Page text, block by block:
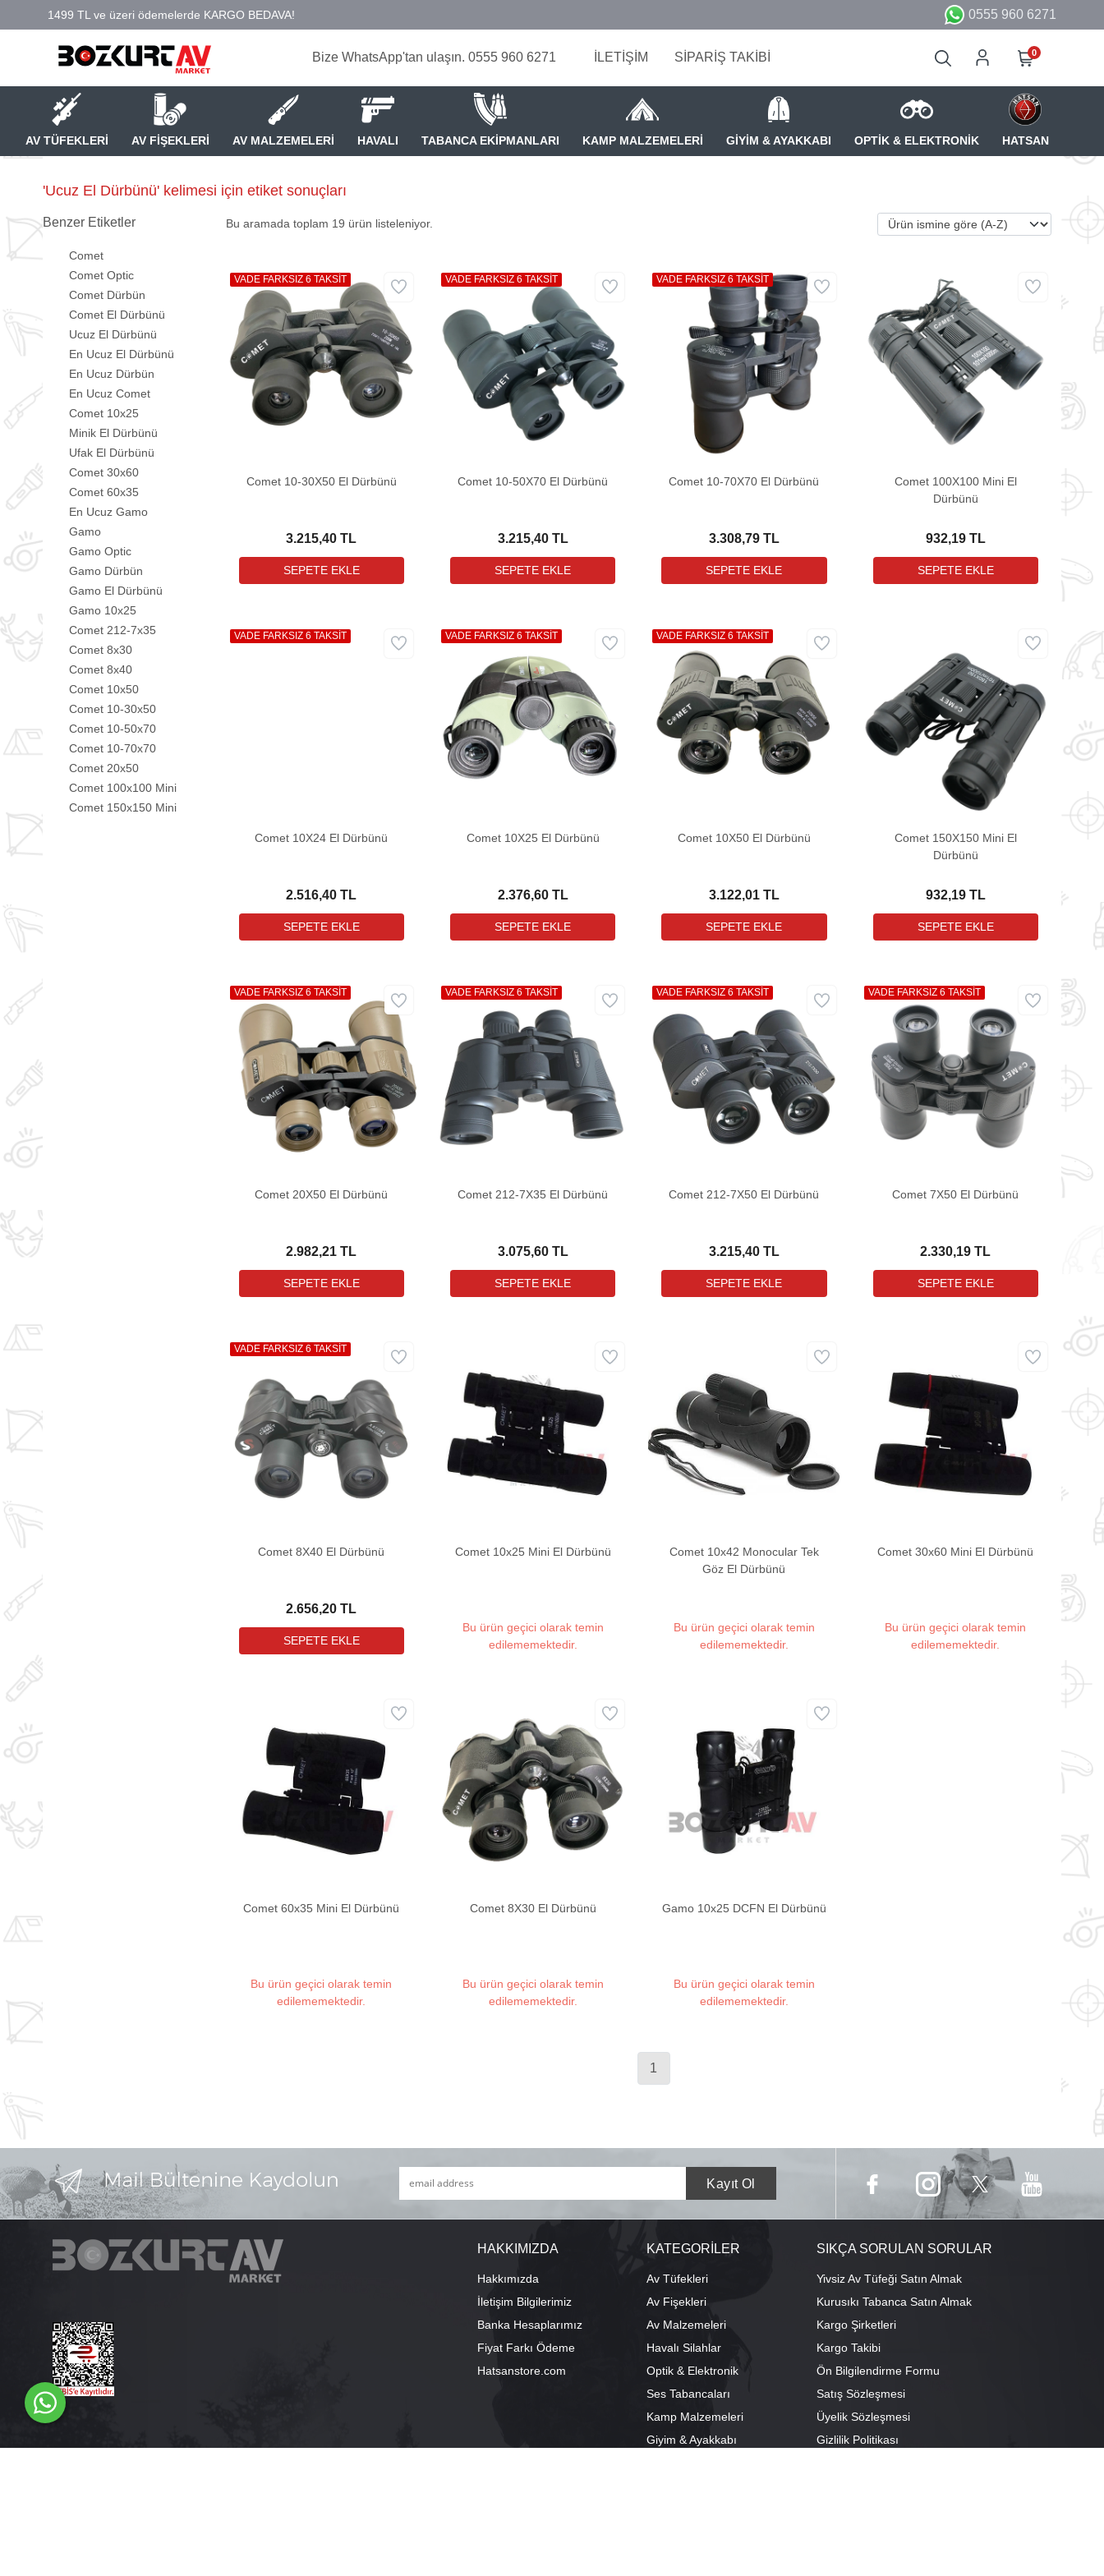
0555 960 6271
Bize WhatsApp'tan ulaşın. 0555 960 6271 İLETİŞİM SİPARİŞ TAKİBİ 0
AV TÜFEKLERİ AV FİŞEKLERİ AV MALZEMELERİ HAVALI TABANCA EKİPMANLARI KAMP MALZEMELERİ GİYİM & AYAKKABI OPTİK & ELEKTRONİK HATSAN
'Ucuz El Dürbünü' kelimesi için etiket sonuçları
Benzer Etiketler
Comet
Comet Optic
Comet Dürbün
Comet El Dürbünü
Ucuz El Dürbünü
En Ucuz El Dürbünü
En Ucuz Dürbün
En Ucuz Comet
Comet 10x25
Minik El Dürbünü
Ufak El Dürbünü
Comet 30x60
Comet 60x35
En Ucuz Gamo
Gamo
Gamo Optic
Gamo Dürbün
Gamo El Dürbünü
Gamo 10x25
Comet 212-7x35
Comet 8x30
Comet 8x40
Comet 10x50
Comet 10-30x50
Comet 10-50x70
Comet 10-70x70
Comet 20x50
Comet 100x100 Mini
Comet 150x150 Mini
Bu aramada toplam 19 ürün listeleniyor.
Comet 10-30X50 El Dürbünü
3.215,40 TL
VADE FARKSIZ 6 TAKSİT
Comet 10-50X70 El Dürbünü
3.215,40 TL
VADE FARKSIZ 6 TAKSİT
Comet 10-70X70 El Dürbünü
3.308,79 TL
VADE FARKSIZ 6 TAKSİT
Comet 100X100 Mini El
Dürbünü
932,19 TL
Comet 10X24 El Dürbünü
2.516,40 TL
VADE FARKSIZ 6 TAKSİT
Comet 10X25 El Dürbünü
2.376,60 TL
VADE FARKSIZ 6 TAKSİT
Comet 10X50 El Dürbünü
3.122,01 TL
VADE FARKSIZ 6 TAKSİT
Comet 150X150 Mini El
Dürbünü
932,19 TL
Comet 20X50 El Dürbünü
2.982,21 TL
VADE FARKSIZ 6 TAKSİT
Comet 212-7X35 El Dürbünü
3.075,60 TL
VADE FARKSIZ 6 TAKSİT
Comet 212-7X50 El Dürbünü
3.215,40 TL
VADE FARKSIZ 6 TAKSİT
Comet 7X50 El Dürbünü
2.330,19 TL
VADE FARKSIZ 6 TAKSİT
Comet 8X40 El Dürbünü
2.656,20 TL
VADE FARKSIZ 6 TAKSİT
Comet 10x25 Mini El Dürbünü
Bu ürün geçici olarak temin
edilememektedir.
Comet 10x42 Monocular Tek
Göz El Dürbünü
Bu ürün geçici olarak temin
edilememektedir.
Comet 30x60 Mini El Dürbünü
Bu ürün geçici olarak temin
edilememektedir.
Comet 60x35 Mini El Dürbünü
Bu ürün geçici olarak temin
edilememektedir.
Comet 8X30 El Dürbünü
Bu ürün geçici olarak temin
edilememektedir.
Gamo 10x25 DCFN El Dürbünü
Bu ürün geçici olarak temin
edilememektedir.
1
HAKKIMIZDA
Hakkımızda
İletişim Bilgilerimiz
Banka Hesaplarımız
Fiyat Farkı Ödeme
Hatsanstore.com
KATEGORİLER
Av Tüfekleri
Av Fişekleri
Av Malzemeleri
Havalı Silahlar
Optik & Elektronik
Ses Tabancaları
Kamp Malzemeleri
Giyim & Ayakkabı
SIKÇA SORULAN SORULAR
Yivsiz Av Tüfeği Satın Almak
Kurusıkı Tabanca Satın Almak
Kargo Şirketleri
Kargo Takibi
Ön Bilgilendirme Formu
Satış Sözleşmesi
Üyelik Sözleşmesi
Gizlilik Politikası